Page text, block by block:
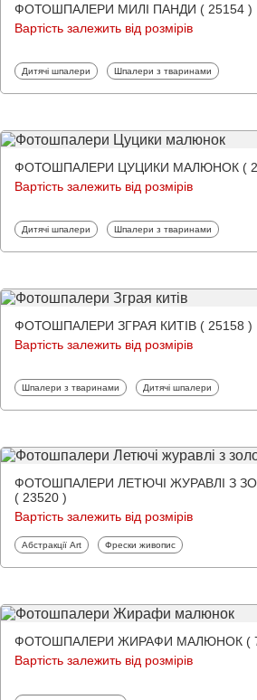
ФОТОШПАЛЕРИ МИЛІ ПАНДИ ( 25154 )
Вартість залежить від розмірів
Фотошпалери
Дитячі шпалери Фотошпалери
Шпалери з тваринами
ФОТОШПАЛЕРИ ЦУЦИКИ МАЛЮНОК (
Вартість залежить від розмірів
Фотошпалери
Дитячі шпалери Фотошпалери
Шпалери з тваринами
ФОТОШПАЛЕРИ ЗГРАЯ КИТІВ ( 25158 )
Вартість залежить від розмірів
Фотошпалери
Шпалери з тваринами Фотошпалери
Дитячі шпалери
ФОТОШПАЛЕРИ ЛЕТЮЧІ ЖУРАВЛІ З
( 23520 )
Вартість залежить від розмірів
Фотошпалери
Абстракції Art Фотошпалери
Фрески живопис
ФОТОШПАЛЕРИ ЖИРАФИ МАЛЮНОК (
Вартість залежить від розмірів